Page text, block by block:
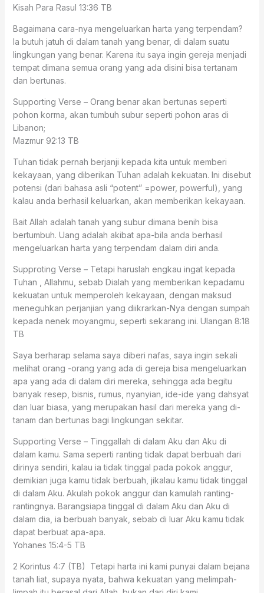
Kisah Para Rasul 13:36 TB
Bagaimana cara-nya mengeluarkan harta yang terpendam?
Ia butuh jatuh di dalam tanah yang benar, di dalam suatu
lingkungan yang benar. Karena itu saya ingin gereja menjadi
tempat dimana semua orang yang ada disini bisa tertanam
dan bertunas.
Supporting Verse – Orang benar akan bertunas seperti
pohon korma, akan tumbuh subur seperti pohon aras di
Libanon;
Mazmur 92:13 TB
Tuhan tidak pernah berjanji kepada kita untuk memberi
kekayaan, yang diberikan Tuhan adalah kekuatan. Ini disebut
potensi (dari bahasa asli “potent” =power, powerful), yang
kalau anda berhasil keluarkan, akan memberikan kekayaan.
Bait Allah adalah tanah yang subur dimana benih bisa
bertumbuh. Uang adalah akibat apa-bila anda berhasil
mengeluarkan harta yang terpendam dalam diri anda.
Supproting Verse – Tetapi haruslah engkau ingat kepada
Tuhan , Allahmu, sebab Dialah yang memberikan kepadamu
kekuatan untuk memperoleh kekayaan, dengan maksud
meneguhkan perjanjian yang diikrarkan-Nya dengan sumpah
kepada nenek moyangmu, seperti sekarang ini. Ulangan 8:18
TB
Saya berharap selama saya diberi nafas, saya ingin sekali
melihat orang -orang yang ada di gereja bisa mengeluarkan
apa yang ada di dalam diri mereka, sehingga ada begitu
banyak resep, bisnis, rumus, nyanyian, ide-ide yang dahsyat
dan luar biasa, yang merupakan hasil dari mereka yang di-
tanam dan bertunas bagi lingkungan sekitar.
Supporting Verse – Tinggallah di dalam Aku dan Aku di
dalam kamu. Sama seperti ranting tidak dapat berbuah dari
dirinya sendiri, kalau ia tidak tinggal pada pokok anggur,
demikian juga kamu tidak berbuah, jikalau kamu tidak tinggal
di dalam Aku. Akulah pokok anggur dan kamulah ranting-
rantingnya. Barangsiapa tinggal di dalam Aku dan Aku di
dalam dia, ia berbuah banyak, sebab di luar Aku kamu tidak
dapat berbuat apa-apa.
Yohanes 15:4‭-‬5 TB
2 Korintus 4:7 (TB) Tetapi harta ini kami punyai dalam bejana
tanah liat, supaya nyata, bahwa kekuatan yang melimpah-